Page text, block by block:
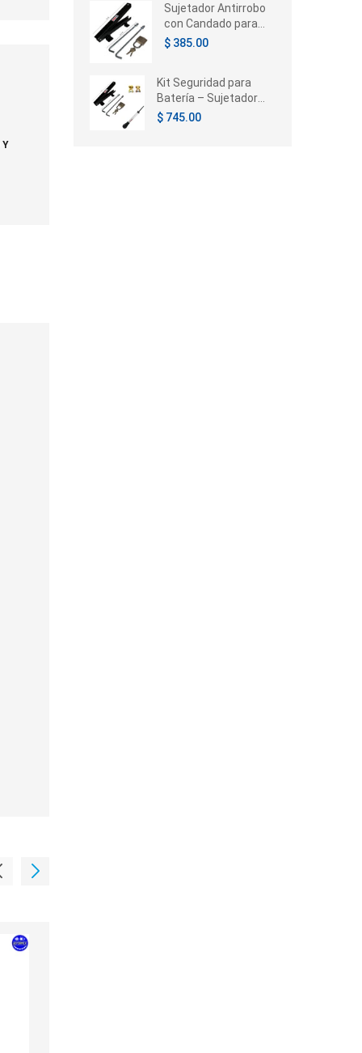
Y
Country 1996-2005
Sujetador Antirrobo
con Candado para
Batería de Auto |
$ 385.00
Kit Seguridad para
Batería – Sujetador
con Candado,
$ 745.00